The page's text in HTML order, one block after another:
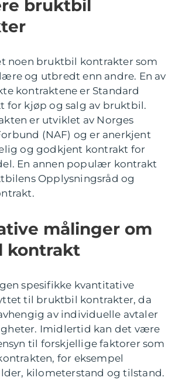
bruktbil
noen bruktbil kontrakter som
og utbredt enn andre. En av
kontraktene er Standard
for kjøp og salg av bruktbil.
er utviklet av Norges
(NAF) og er anerkjent
og godkjent kontrakt for
En annen populær kontrakt
Opplysningsråd og
målinger om
kontrakt
spesifikke kvantitative
til bruktbil kontrakter, da
av individuelle avtaler
Imidlertid kan det være
til forskjellige faktorer som
for eksempel
kilometerstand og tilstand.